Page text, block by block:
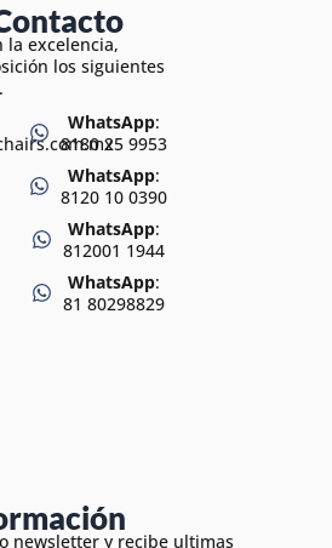
la excelencia,
los siguientes
WhatsApp:
8180 25 9953
WhatsApp:
8120 10 0390
WhatsApp:
812001 1944
WhatsApp:
81 80298829
newsletter y recibe ultimas